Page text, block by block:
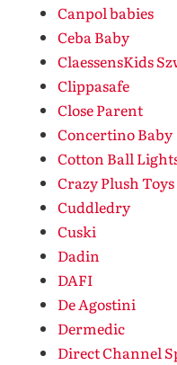
Canpol babies
Ceba Baby
ClaessensKids
Clippasafe
Close Parent
Concertino Baby
Cotton Ball
Crazy Plush Toys
Cuddledry
Cuski
Dadin
DAFI
De Agostini
Dermedic
Direct Channel